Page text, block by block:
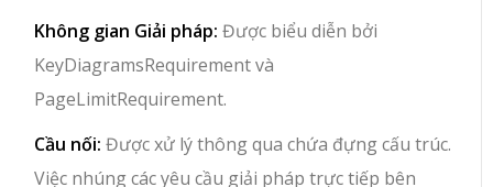
Không gian Giải pháp: Được biểu diễn bởi
KeyDiagramsRequirement và
PageLimitRequirement.
Cầu nối: Được xử lý thông qua chứa đựng cấu trúc.
Việc nhúng các yêu cầu giải pháp trực tiếp bên